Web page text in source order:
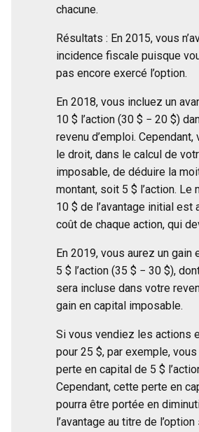
chacune.
Résultats : En 2015, vous
incidence fiscale puisque
pas encore exercé l’option.
En 2018, vous incluez un
10 $ l’action (30 $ − 20 $)
revenu d’emploi. Cependant,
le droit, dans le calcul de
imposable, de déduire la
montant, soit 5 $ l’action. Le
10 $ de l’avantage initial est
coût de chaque action, qui
En 2019, vous aurez un gain
5 $ l’action (35 $ − 30 $),
sera incluse dans votre
gain en capital imposable.
Si vous vendiez les actions
pour 25 $, par exemple,
perte en capital de 5 $
Cependant, cette perte en
pourra être portée en
l’avantage au titre de